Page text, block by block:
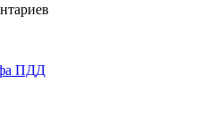
ПДД